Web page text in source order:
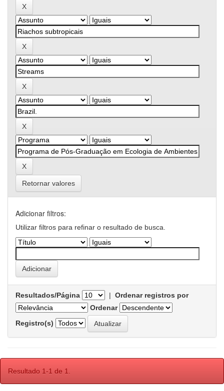
Retornar valores
Adicionar filtros:
Utilizar filtros para refinar o resultado de busca.
Resultados/Página | Ordenar registros por
Ordenar
Registro(s)
Resultado 1-1 de 1.